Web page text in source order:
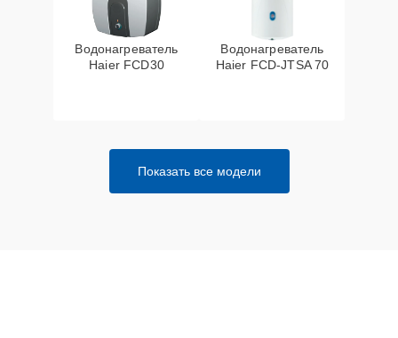
Водонагреватель
Haier FCD30
Водонагреватель
Haier FCD-JTSA 70
Показать все модели